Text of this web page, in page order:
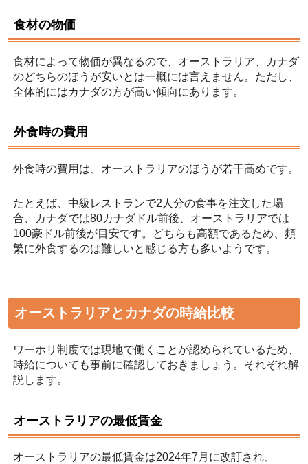
食材の物価
食材によって物価が異なるので、オーストラリア、カナダ
のどちらのほうが安いとは一概には言えません。ただし、
全体的にはカナダの方が高い傾向にあります。
外食時の費用
外食時の費用は、オーストラリアのほうが若干高めです。
たとえば、中級レストランで2人分の食事を注文した場
合、カナダでは80カナダドル前後、オーストラリアでは
100豪ドル前後が目安です。どちらも高額であるため、頻
繁に外食するのは難しいと感じる方も多いようです。
オーストラリアとカナダの時給比較
ワーホリ制度では現地で働くことが認められているため、
時給についても事前に確認しておきましょう。それぞれ解
説します。
オーストラリアの最低賃金
オーストラリアの最低賃金は2024年7月に改訂され、